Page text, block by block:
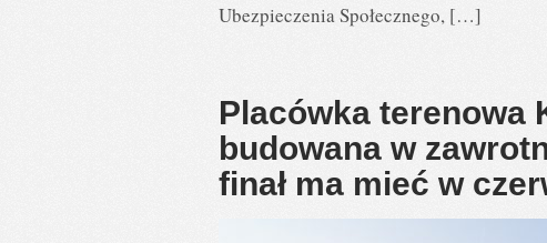
Ubezpieczenia Społecznego, […]
Placówka terenowa
budowana w
finał ma mieć w